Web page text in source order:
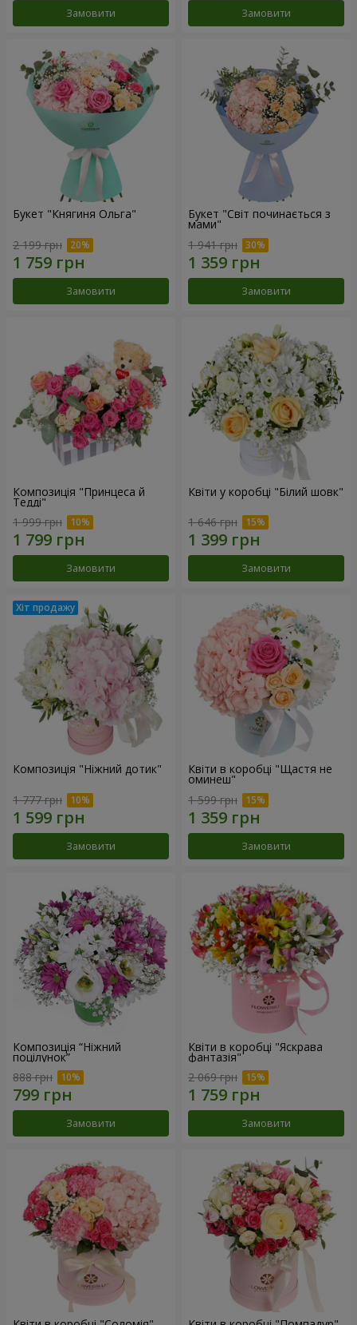
Замовити Замовити
Букет "Княгиня Ольга"
2 199 грн
Замовити
Букет "Світ починається з
мами"
1 941 грн
Замовити
Композиція "Принцеса й
Тедді"
1 999 грн
Замовити
Квіти у коробці "Білий шовк"
1 646 грн
Замовити
Композиція "Ніжний дотик"
1 777 грн
Замовити
Квіти в коробці "Щастя не
оминеш"
1 599 грн
Замовити
Композиція “Ніжний
поцілунок”
888 грн
Замовити
Квіти в коробці "Яскрава
фантазія"
2 069 грн
Замовити